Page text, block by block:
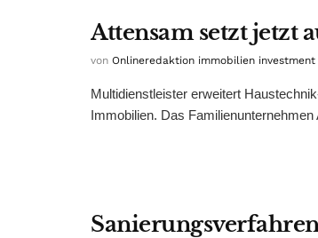
Attensam setzt jetzt
von Onlineredaktion immobilien investment
Multidienstleister erweitert
Immobilien. Das